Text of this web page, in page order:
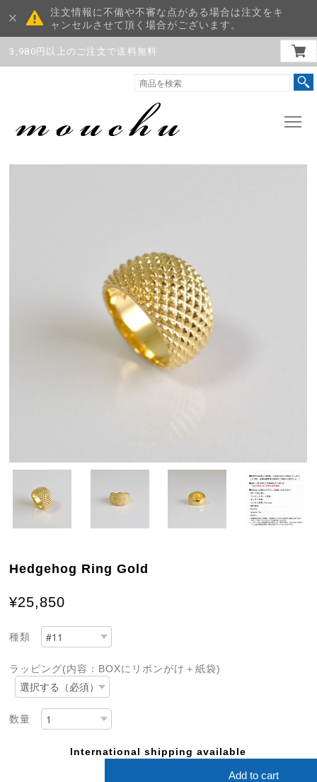
注文情報に不備や不審な点がある場合は注文をキ
ャンセルさせて頂く場合がございます。
3,980円以上のご注文で送料無料
Hedgehog Ring Gold
¥25,850
種類
ラッピング(内容：BOXにリボンがけ＋紙袋)
数量
International shipping available
Add to cart